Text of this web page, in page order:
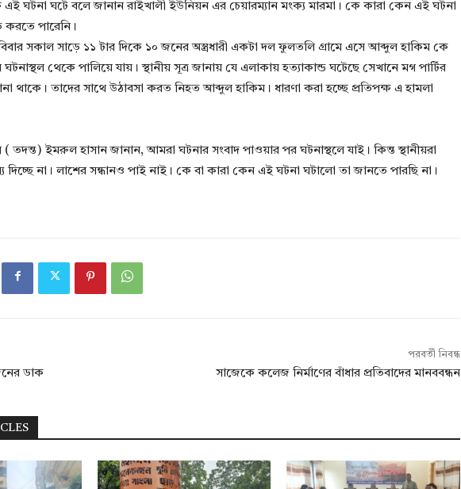
এই ঘটনা ঘটে বলে জানান রাইখালী ইউনিয়ন এর চেয়ারম্যান মংক্য মারমা। কে কারা কেন এই ঘটনা
করতে পারেনি।
সকাল সাড়ে ১১ টার দিকে ১০ জনের অস্ত্রধারী একটা দল ফুলতলি গ্রামে এসে আব্দুল হাকিম কে
থেকে পালিয়ে যায়। স্থানীয় সূত্র জানায় যে এলাকায় হত্যাকান্ড ঘটেছে সেখানে মগ পার্টির
তাদের সাথে উঠাবসা করত নিহত আব্দুল হাকিম। ধারণা করা হচ্ছে প্রতিপক্ষ এ হামলা
( তদন্ত) ইমরুল হাসান জানান, আমরা ঘটনার সংবাদ পাওয়ার পর ঘটনাস্থলে যাই। কিন্ত স্থানীয়রা
না। লাশের সন্ধানও পাই নাই। কে বা কারা কেন এই ঘটনা ঘটালো তা জানতে পারছি না।
ডাক
পরবর্তী নিবন্ধ
সাজেকে কলেজ নির্মাণের বাঁধার প্রতিবাদের মানববন্ধন